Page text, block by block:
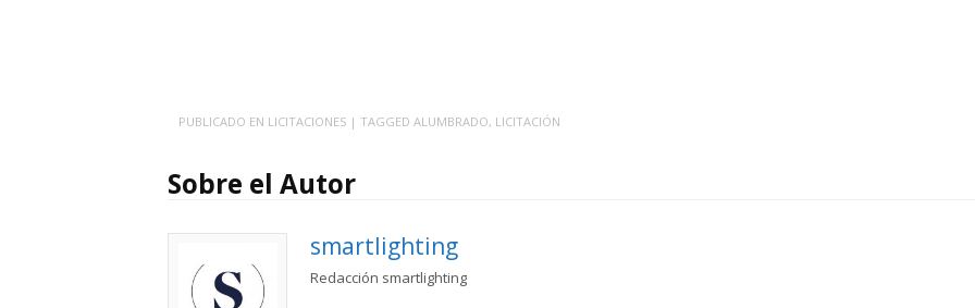
PUBLICADO EN LICITACIONES | TAGGED ALUMBRADO, LICITACIÓN
Sobre el Autor
smartlighting
Redacción smartlighting